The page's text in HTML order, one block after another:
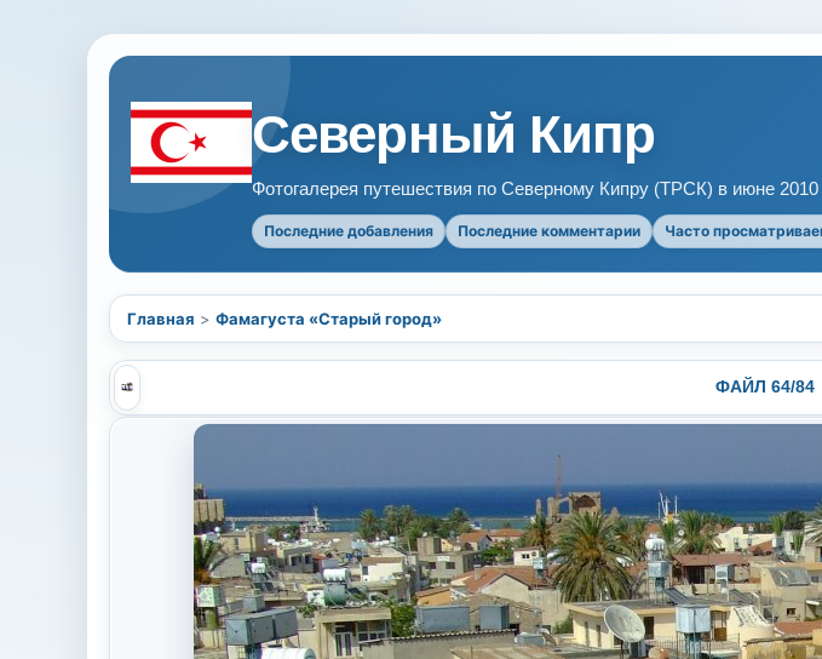
Северный Кипр
Фотогалерея путешествия по Северному Кипру (ТРСК) в июне 2010
Последние добавления Последние комментарии Часто
Главная > Фамагуста «Старый город»
ФАЙЛ 64/84